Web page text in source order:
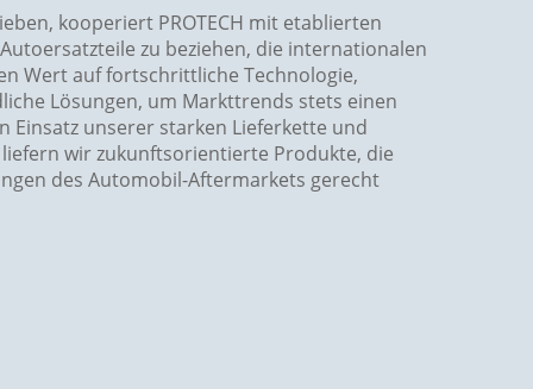
kooperiert PROTECH mit etablierten
zu beziehen, die internationalen
Wert auf fortschrittliche Technologie,
Lösungen, um Markttrends stets einen
Einsatz unserer starken Lieferkette und
wir zukunftsorientierte Produkte, die
des Automobil-Aftermarkets gerecht